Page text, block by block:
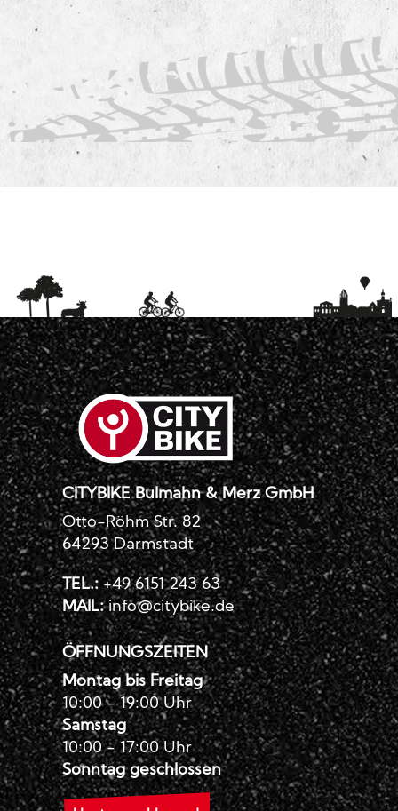
CITYBIKE Bulmahn & Merz GmbH
Otto-Röhm Str. 82
64293 Darmstadt
TEL.:+49 6151 243 63
MAIL: info@citybike.de
ÖFFNUNGSZEITEN
Montag bis Freitag
10:00 - 19:00 Uhr
Samstag
10:00 - 17:00 Uhr
Sonntag geschlossen